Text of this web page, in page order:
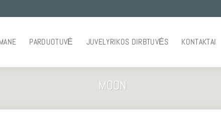
PARDUOTUVĖ JUVELYRIKOS DIRBTUVĖS KONTAKTAI
MOON